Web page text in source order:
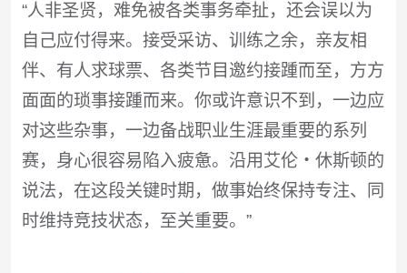
“人非圣贤，难免被各类事务牵扯，还会误以为
自己应付得来。接受采访、训练之余，亲友相
伴、有人求球票、各类节目邀约接踵而至，方方
面面的琐事接踵而来。你或许意识不到，一边应
对这些杂事，一边备战职业生涯最重要的系列
赛，身心很容易陷入疲惫。沿用艾伦・休斯顿的
说法，在这段关键时期，做事始终保持专注、同
时维持竞技状态，至关重要。”